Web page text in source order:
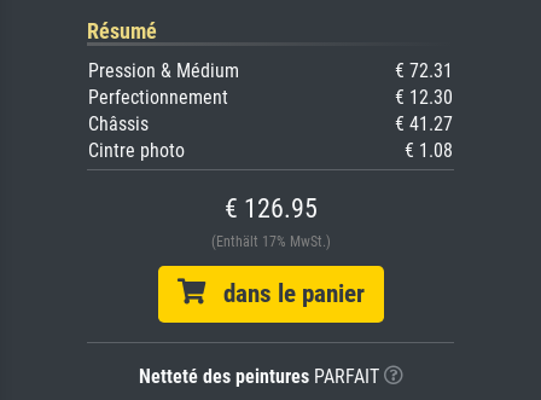
Résumé
Pression & Médium
€ 72.31
Perfectionnement
€ 12.30
Châssis
€ 41.27
Cintre photo
€ 1.08
€ 126.95
(Enthält 17% MwSt.)
dans le panier
Netteté des peinturesPARFAIT